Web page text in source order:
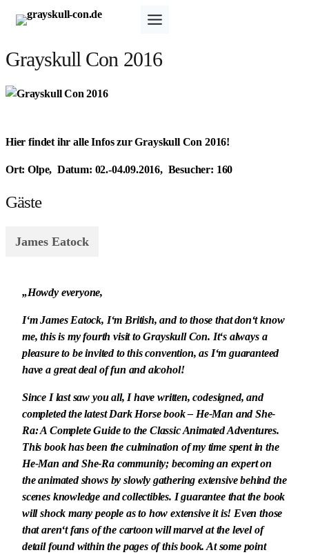
Zum
Inhalt
Grayskull Con 2016
Hier findet ihr alle Infos zur Grayskull Con 2016!
Ort:Olpe, Datum: 02.-04.09.2016, Besucher: 160
Gäste
James Eatock
„Howdy everyone,
I‘m James Eatock, I‘m British, and to those that don‘t know
me, this is my fourth visit to Grayskull Con. It‘s always a
pleasure to be invited to this convention, as I‘m guaranteed
have a great deal of fun and alcohol!
Since I last saw you all, I have written, codesigned, and
completed the latest Dark Horse book – He-Man and She-
Ra: A Complete Guide to the Classic Animated Adventures.
This book has been the culmination of my time spent in the
He-Man and She-Ra community; becoming an expert on
the animated shows by slowly gathering extensive behind the
scenes knowledge and collectibles. I guarantee that the book
will shock many people as to how extensive it is! Even those
that aren‘t fans of the cartoon will marvel at the level of
detail found within the pages of this book. At some point